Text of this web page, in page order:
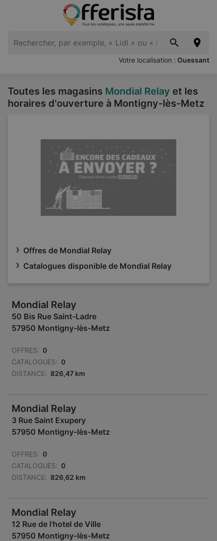
Votre localisation : Ouessant
Toutes les magasins Mondial Relay et les
horaires d'ouverture à Montigny-lès-Metz
Offres de Mondial Relay
Catalogues disponible de Mondial Relay
Mondial Relay
50 Bis Rue Saint-Ladre
57950 Montigny-lès-Metz
OFFRES: 0
CATALOGUES: 0
DISTANCE: 826,47 km
Mondial Relay
3 Rue Saint Exupery
57950 Montigny-lès-Metz
OFFRES: 0
CATALOGUES: 0
DISTANCE: 826,62 km
Mondial Relay
12 Rue de l'hotel de Ville
57950 Montigny-lès-Metz